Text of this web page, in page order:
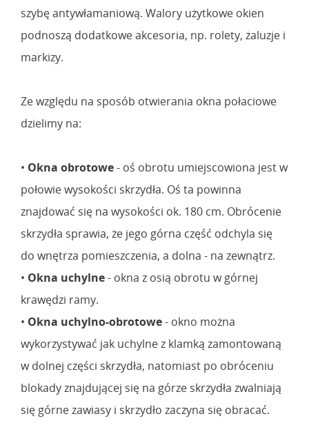
szybę antywłamaniową. Walory użytkowe okien
podnoszą dodatkowe akcesoria, np. rolety, żaluzje i
markizy.
Ze względu na sposób otwierania okna połaciowe
dzielimy na:
• Okna obrotowe- oś obrotu umiejscowiona jest w
połowie wysokości skrzydła. Oś ta powinna
znajdować się na wysokości ok. 180 cm. Obrócenie
skrzydła sprawia, że jego górna część odchyla się
do wnętrza pomieszczenia, a dolna - na zewnątrz.
• Okna uchylne- okna z osią obrotu w górnej
krawędzi ramy.
• Okna uchylno-obrotowe- okno można
wykorzystywać jak uchylne z klamką zamontowaną
w dolnej części skrzydła, natomiast po obróceniu
blokady znajdującej się na górze skrzydła zwalniają
się górne zawiasy i skrzydło zaczyna się obracać.